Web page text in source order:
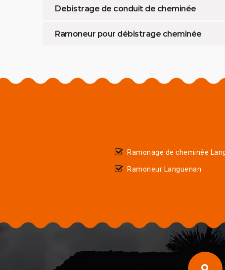
Debistrage de conduit de cheminée
Ramoneur pour débistrage cheminée
Ramonage de cheminée
Ramoneur Languenan